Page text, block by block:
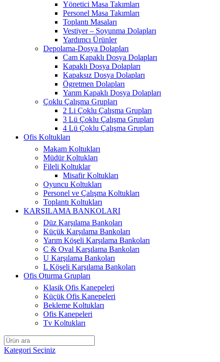
Yönetici Masa Takımları
Personel Masa Takımları
Toplantı Masaları
Vestiyer – Soyunma Dolapları
Yardımcı Ürünler
Depolama-Dosya Dolapları
Cam Kapaklı Dosya Dolapları
Kapaklı Dosya Dolapları
Kapaksız Dosya Dolapları
Ögretmen Dolapları
Yarım Kapaklı Dosya Dolapları
Çoklu Çalışma Grupları
2 Li Çoklu Çalışma Grupları
3 Lü Çoklu Çalışma Grupları
4 Lü Çoklu Çalışma Grupları
Ofis Koltukları
Makam Koltukları
Müdür Koltukları
Fileli Koltuklar
Misafir Koltukları
Oyuncu Koltukları
Personel ve Çalışma Koltukları
Toplantı Koltukları
KARŞILAMA BANKOLARI
Düz Karşılama Bankoları
Küçük Karşılama Bankoları
Yarım Köşeli Karşılama Bankoları
C & Oval Karşılama Bankoları
U Karşılama Bankoları
L Köşeli Karşılama Bankoları
Ofis Oturma Grupları
Klasik Ofis Kanepeleri
Küçük Ofis Kanepeleri
Bekleme Koltukları
Ofis Kanepeleri
Tv Koltukları
Kategori Seçiniz